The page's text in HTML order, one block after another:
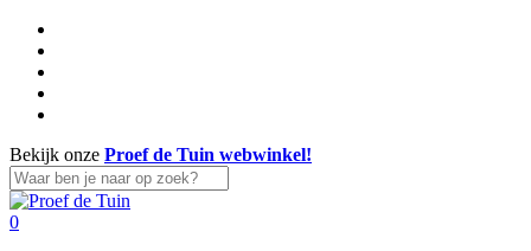
Skip
main
content
Bekijk onze Proef de Tuin webwinkel!
Close
Search
search
account
0